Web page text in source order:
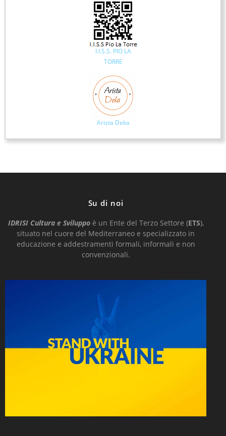
I.I.S.S. PIO LA
TORRE
Arista Deka
Su di noi
IDRISI Cultura e Sviluppoè un Ente del Terzo Settore (ETS),
situato nel cuore del Mediterraneo e specializzato in
educazione e addestramenti formali, informali e non
convenzionali.